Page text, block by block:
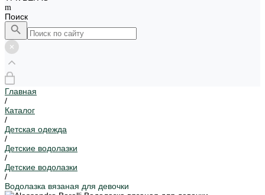
Поиск
Главная
/
Каталог
/
Детская одежда
/
Детские водолазки
/
Детские водолазки
/
Водолазка вязаная для девочки